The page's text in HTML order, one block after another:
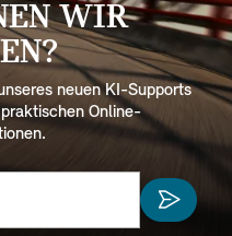
WIR
neuen KI-Supports
Online-